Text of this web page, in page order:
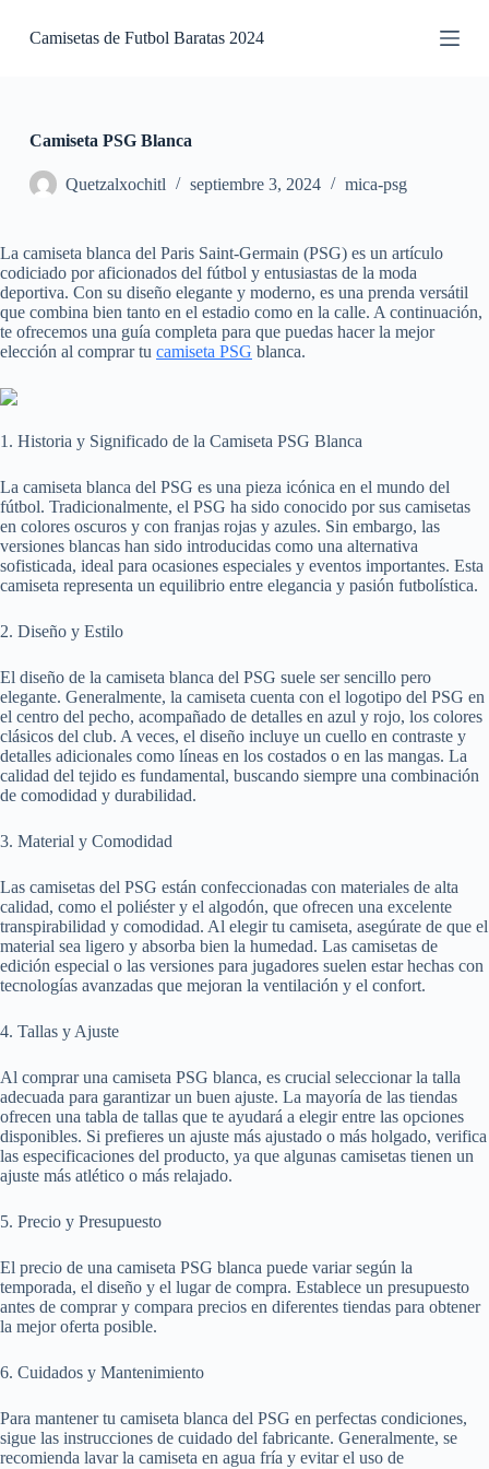
e
n
i
d
o
Camisetas de Futbol Baratas 2024
Camiseta PSG Blanca
Quetzalxochitl septiembre 3, 2024 mica-psg
La camiseta blanca del Paris Saint-Germain (PSG) es un artículo
codiciado por aficionados del fútbol y entusiastas de la moda
deportiva. Con su diseño elegante y moderno, es una prenda versátil
que combina bien tanto en el estadio como en la calle. A continuación,
te ofrecemos una guía completa para que puedas hacer la mejor
elección al comprar tu camiseta PSG blanca.
1. Historia y Significado de la Camiseta PSG Blanca
La camiseta blanca del PSG es una pieza icónica en el mundo del
fútbol. Tradicionalmente, el PSG ha sido conocido por sus camisetas
en colores oscuros y con franjas rojas y azules. Sin embargo, las
versiones blancas han sido introducidas como una alternativa
sofisticada, ideal para ocasiones especiales y eventos importantes. Esta
camiseta representa un equilibrio entre elegancia y pasión futbolística.
2. Diseño y Estilo
El diseño de la camiseta blanca del PSG suele ser sencillo pero
elegante. Generalmente, la camiseta cuenta con el logotipo del PSG en
el centro del pecho, acompañado de detalles en azul y rojo, los colores
clásicos del club. A veces, el diseño incluye un cuello en contraste y
detalles adicionales como líneas en los costados o en las mangas. La
calidad del tejido es fundamental, buscando siempre una combinación
de comodidad y durabilidad.
3. Material y Comodidad
Las camisetas del PSG están confeccionadas con materiales de alta
calidad, como el poliéster y el algodón, que ofrecen una excelente
transpirabilidad y comodidad. Al elegir tu camiseta, asegúrate de que el
material sea ligero y absorba bien la humedad. Las camisetas de
edición especial o las versiones para jugadores suelen estar hechas con
tecnologías avanzadas que mejoran la ventilación y el confort.
4. Tallas y Ajuste
Al comprar una camiseta PSG blanca, es crucial seleccionar la talla
adecuada para garantizar un buen ajuste. La mayoría de las tiendas
ofrecen una tabla de tallas que te ayudará a elegir entre las opciones
disponibles. Si prefieres un ajuste más ajustado o más holgado, verifica
las especificaciones del producto, ya que algunas camisetas tienen un
ajuste más atlético o más relajado.
5. Precio y Presupuesto
El precio de una camiseta PSG blanca puede variar según la
temporada, el diseño y el lugar de compra. Establece un presupuesto
antes de comprar y compara precios en diferentes tiendas para obtener
la mejor oferta posible.
6. Cuidados y Mantenimiento
Para mantener tu camiseta blanca del PSG en perfectas condiciones,
sigue las instrucciones de cuidado del fabricante. Generalmente, se
recomienda lavar la camiseta en agua fría y evitar el uso de